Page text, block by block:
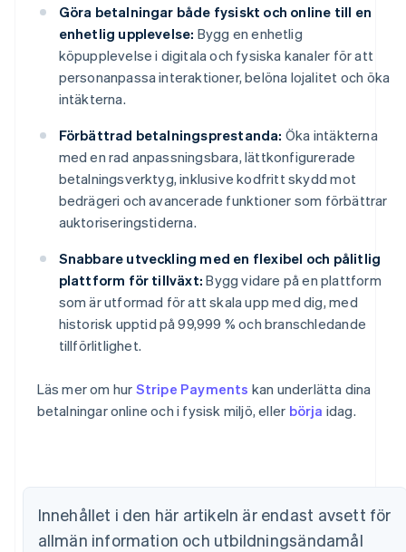
Göra betalningar både fysiskt och online till en
enhetlig upplevelse: Bygg en enhetlig
köpupplevelse i digitala och fysiska kanaler för att
personanpassa interaktioner, belöna lojalitet och öka
intäkterna.
Förbättrad betalningsprestanda: Öka intäkterna
med en rad anpassningsbara, lättkonfigurerade
betalningsverktyg, inklusive kodfritt skydd mot
bedrägeri och avancerade funktioner som förbättrar
auktoriseringstiderna.
Snabbare utveckling med en flexibel och pålitlig
plattform för tillväxt: Bygg vidare på en plattform
som är utformad för att skala upp med dig, med
historisk upptid på 99,999 % och branschledande
tillförlitlighet.
Läs mer om hur Stripe Payments kan underlätta dina
betalningar online och i fysisk miljö, eller börja idag.
Innehållet i den här artikeln är endast avsett för
allmän information och utbildningsändamål
Australien
Brasilien
Bulgarien
English